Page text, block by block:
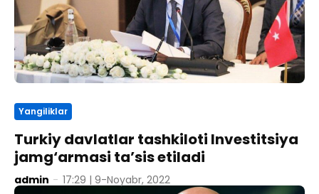
Yangiliklar
Turkiy davlatlar tashkiloti Investitsiya
jamg‘armasi ta’sis etiladi
admin - 17:29 | 9-Noyabr, 2022